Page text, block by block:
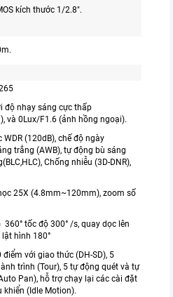
kích thước 1/2.8".
độ nhạy sáng cực thấp
và 0Lux/F1.6 (ảnh hồng ngoại).
(120dB), chế độ ngày
trắng (AWB), tự động bù sáng
Chống nhiễu (3D-DNR),
25X (4.8mm~120mm), zoom số
360° tốc độ 300° /s, quay dọc lên
lật hình 180°
với giao thức (DH-SD), 5
trình (Tour), 5 tự động quét và tự
Pan), hỗ trợ chạy lại các cài đặt
khiển (Idle Motion).